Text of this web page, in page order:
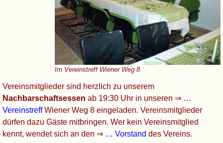
Im Vereinstreff Wiener Weg 8
Vereinsmitglieder sind herzlich zu unserem
Nachbarschaftsessen ab 19:30 Uhr in unseren ⇒ …
VereinstreffWiener Weg 8 eingeladen. Vereinsmitglieder
dürfen dazu Gäste mitbringen. Wer kein Vereinsmitglied
kennt, wendet sich an den ⇒ … Vorstand des Vereins.